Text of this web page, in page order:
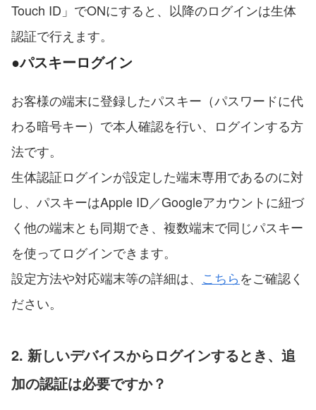
Touch ID」でONにすると、以降のログインは生体
認証で行えます。
●パスキーログイン
お客様の端末に登録したパスキー（パスワードに代
わる暗号キー）で本人確認を行い、ログインする方
法です。
生体認証ログインが設定した端末専用であるのに対
し、パスキーはApple ID／Googleアカウントに紐づ
く他の端末とも同期でき、複数端末で同じパスキー
を使ってログインできます。
設定方法や対応端末等の詳細は、 こちらをご確認く
ださい。
2. 新しいデバイスからログインするとき、追
加の認証は必要ですか？